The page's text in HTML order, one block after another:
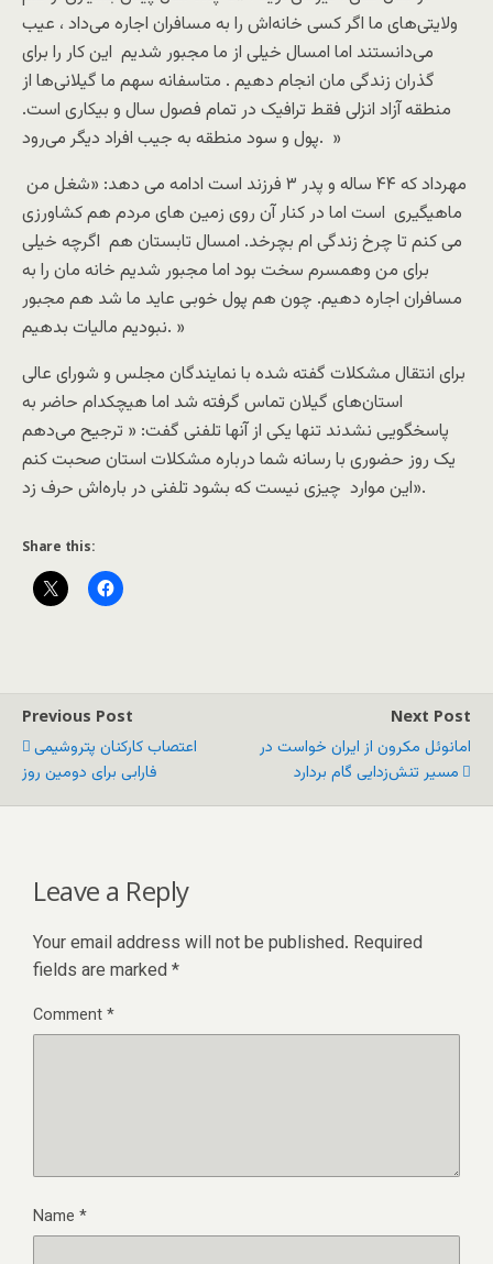
ولایتی‌های ما اگر کسی خانه‌اش را به مسافران اجاره می‌داد ، عیب
می‌دانستند اما امسال خیلی از ما مجبور شدیم این کار را برای
گذران زندگی مان انجام دهیم . متاسفانه سهم ما گیلانی‌ها از
منطقه آزاد انزلی فقط ترافیک در تمام فصول سال و بیکاری است.
پول و سود منطقه به جیب افراد دیگر می‌رود. »
مهرداد که ۴۴ ساله و پدر ۳ فرزند است ادامه می دهد: «شغل من
ماهیگیری است اما در کنار آن روی زمین های مردم هم کشاورزی
می کنم تا چرخ زندگی ام بچرخد. امسال تابستان هم اگرچه خیلی
برای من وهمسرم سخت بود اما مجبور شدیم خانه مان را به
مسافران اجاره دهیم. چون هم پول خوبی عاید ما شد هم مجبور
نبودیم مالیات بدهیم. »
برای انتقال مشکلات گفته شده با نمایندگان مجلس و شورای عالی
استان‌های گیلان تماس گرفته شد اما هیچکدام حاضر به
پاسخگویی نشدند تنها یکی از آنها تلفنی گفت: « ترجیح می‌دهم
یک روز حضوری با رسانه شما درباره مشکلات استان صحبت کنم
این موارد چیزی نیست که بشود تلفنی در باره‌اش حرف زد».
Share this:
Previous Post
اعتصاب کارکنان پتروشیمی
فارابی برای دومین روز
Next Post
امانوئل مکرون از ایران خواست در
مسیر تنش‌زدایی گام بردارد
Leave a Reply
Your email address will not be published. Required
fields are marked *
Comment*
Name *